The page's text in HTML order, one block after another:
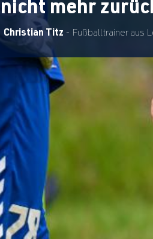
nicht mehr
Christian Titz - Fußballtrainer aus